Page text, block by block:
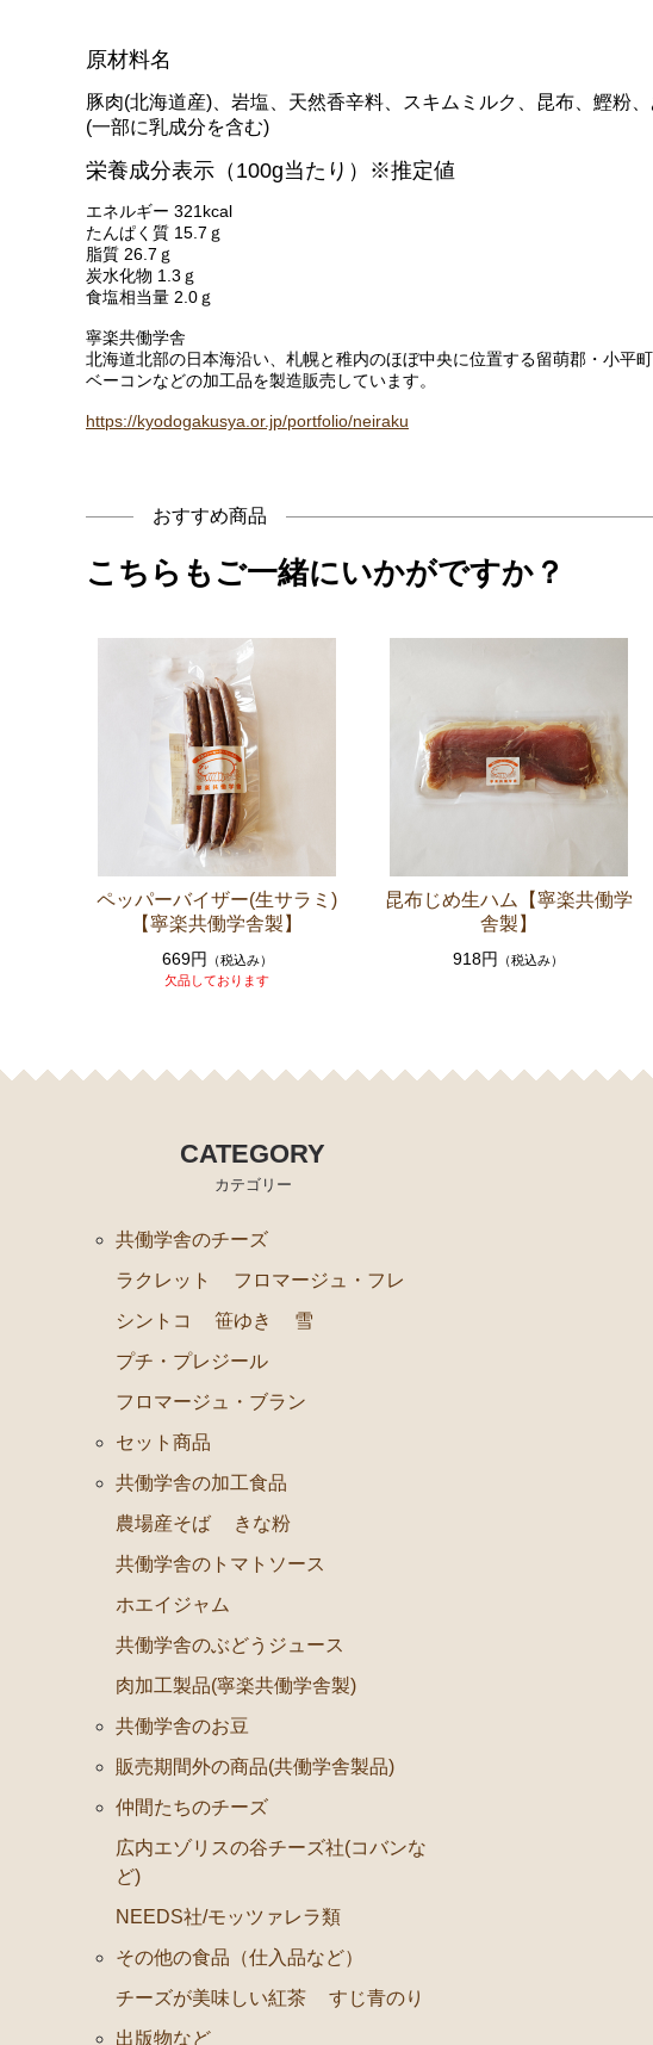
すじ青のり
出版物など
ギフト箱、器具など
原材料名
豚肉(北海道産)、岩塩、天然香辛料、スキムミルク、昆布、鰹粉
(一部に乳成分を含む)
栄養成分表示（100g当たり）※推定値
エネルギー 321kcal
たんぱく質 15.7ｇ
脂質 26.7ｇ
炭水化物 1.3ｇ
食塩相当量 2.0ｇ
寧楽共働学舎
北海道北部の日本海沿い、札幌と稚内のほぼ中央に位置する留萌郡・小平
ベーコンなどの加工品を製造販売しています。
https://kyodogakusya.or.jp/portfolio/neiraku
おすすめ商品
こちらもご一緒にいかがですか？
ペッパーバイザー(生サラミ)
【寧楽共働学舎製】
669円
（税込み）
欠品しております
昆布じめ生ハム【寧楽共働学
舎製】
918円 （税込み）
CATEGORY
カテゴリー
共働学舎のチーズ
ラクレット
フロマージュ・フレ
シントコ
笹ゆき
雪
プチ・プレジール
フロマージュ・ブラン
セット商品
共働学舎の加工食品
農場産そば
きな粉
共働学舎のトマトソース
ホエイジャム
共働学舎のぶどうジュース
肉加工製品(寧楽共働学舎製)
共働学舎のお豆
販売期間外の商品(共働学舎製品)
仲間たちのチーズ
広内エゾリスの谷チーズ社(コバンな
ど)
NEEDS社/モッツァレラ類
その他の食品（仕入品など）
チーズが美味しい紅茶
すじ青のり
出版物など